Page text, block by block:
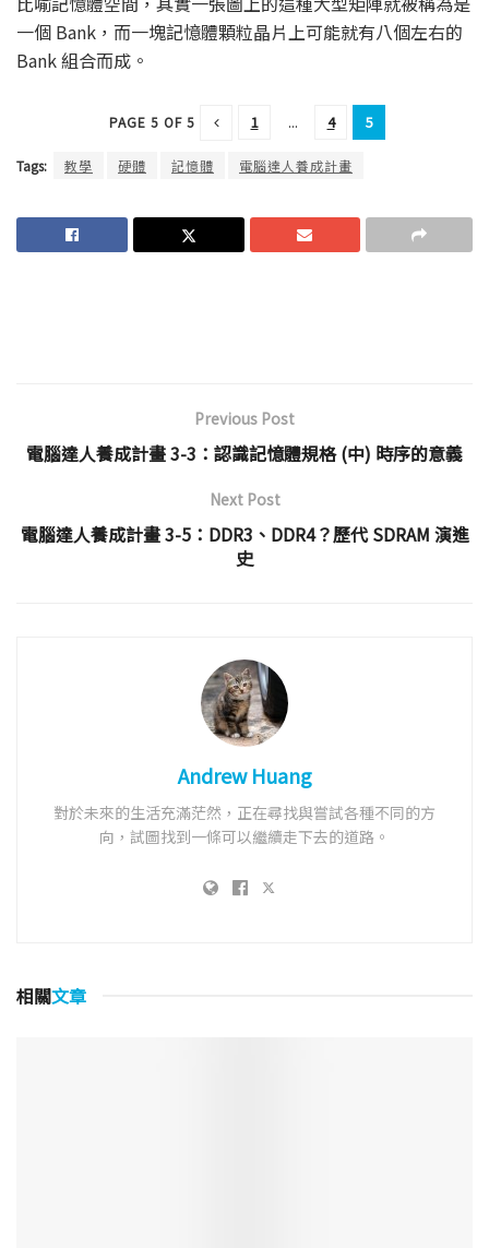
一個 Bank，而一塊記憶體顆粒晶片上可能就有八個左右的
Bank 組合而成。
PAGE 5 OF 5 1 ... 4 5
Tags: 教學 硬體 記憶體 電腦達人養成計畫
Previous Post
電腦達人養成計畫 3-3：認識記憶體規格 (中) 時序的意義
Next Post
電腦達人養成計畫 3-5：DDR3、DDR4？歷代 SDRAM 演進
史
Andrew Huang
對於未來的生活充滿茫然，正在尋找與嘗試各種不同的方
向，試圖找到一條可以繼續走下去的道路。
相關文章